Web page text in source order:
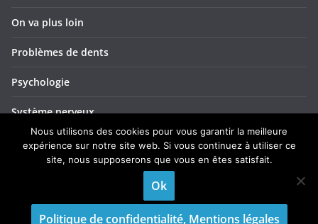
On va plus loin
Problèmes de dents
Psychologie
Système nerveux
Troubles ORL
Nous utilisons des cookies pour vous garantir la meilleure
expérience sur notre site web. Si vous continuez à utiliser ce
site, nous supposerons que vous en êtes satisfait.
Ok
Politique de confidentialité, Mentions légales